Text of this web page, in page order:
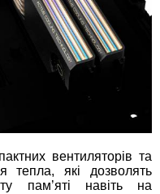
вентиляторів та
тепла, які дозволять
пам’яті навіть на